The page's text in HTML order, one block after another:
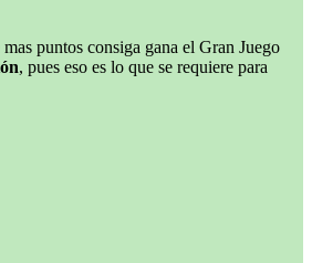
puntos consiga gana el Gran Juego
, pues eso es lo que se requiere para